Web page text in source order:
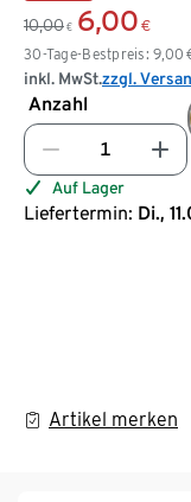
10,00 € 6,00 €
30-Tage-Bestpreis: 9,00
inkl. MwSt.zzgl.
Anzahl
Auf Lager
Liefertermin: Di.,
Artikel merken